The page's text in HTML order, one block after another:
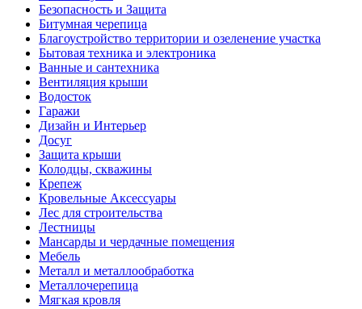
Безопасность и Защита
Битумная черепица
Благоустройство территории и озеленение участка
Бытовая техника и электроника
Ванные и сантехника
Вентиляция крыши
Водосток
Гаражи
Дизайн и Интерьер
Досуг
Защита крыши
Колодцы, скважины
Крепеж
Кровельные Аксессуары
Лес для строительства
Лестницы
Мансарды и чердачные помещения
Мебель
Металл и металлообработка
Металлочерепица
Мягкая кровля